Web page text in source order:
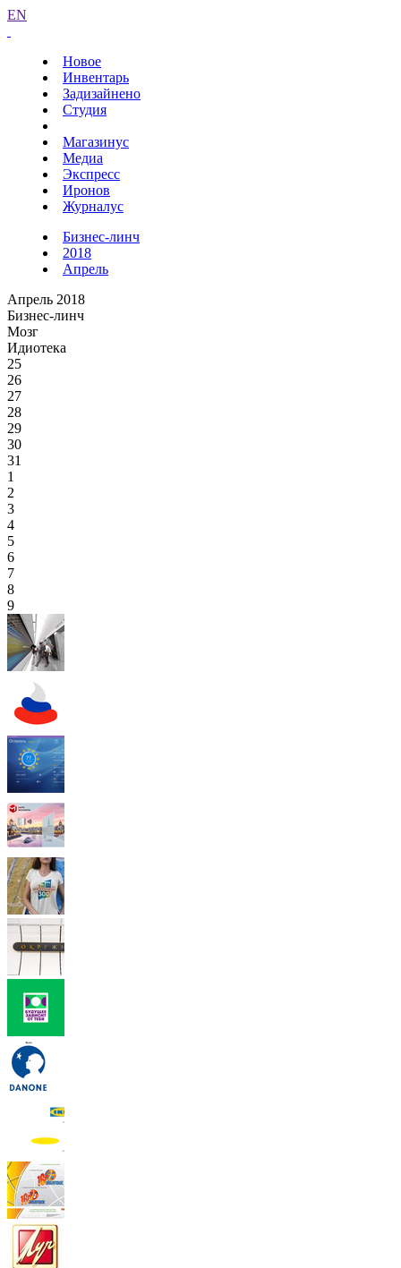
EN
Новое
Инвентарь
Задизайнено
Студия
Магазинус
Медиа
Экспресс
Иронов
Журналус
Бизнес-линч
2018
Апрель
Апрель 2018
Бизнес-линч
Мозг
Идиотека
25
26
27
28
29
30
31
1
2
3
4
5
6
7
8
9